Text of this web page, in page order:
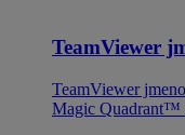
TeamViewer
TeamViewer
Magic Quadrant™